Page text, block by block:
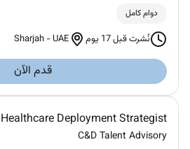
دوام كامل
نُشرت قبل 17 يوم Sharjah -UAE
قدم الآن
Deployment Strategist
C&D Talent Advisory